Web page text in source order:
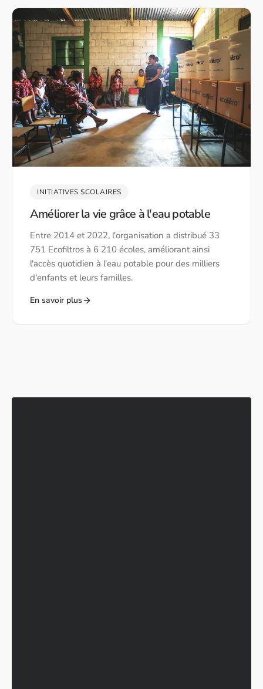
INITIATIVES SCOLAIRES
Améliorer la vie grâce à l'eau potable
Entre 2014 et 2022, l'organisation a distribué 33
751 Ecofiltros à 6 210 écoles, améliorant ainsi
l'accès quotidien à l'eau potable pour des milliers
d'enfants et leurs familles.
En savoir plus